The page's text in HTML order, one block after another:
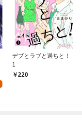
デブとラブと過ちと！
1
220